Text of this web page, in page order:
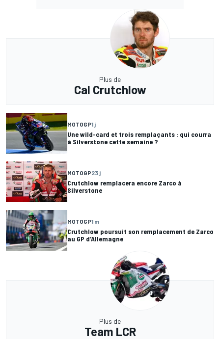
Plus de
Cal Crutchlow
MOTOGP1 j
Une wild-card et trois remplaçants : qui courra
à Silverstone cette semaine ?
MOTOGP23 j
Crutchlow remplacera encore Zarco à
Silverstone
MOTOGP1 m
Crutchlow poursuit son remplacement de Zarco
au GP d'Allemagne
Plus de
Team LCR